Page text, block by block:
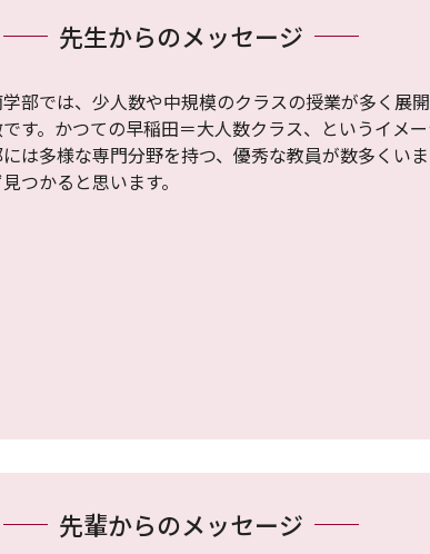
先生からのメッセージ
部では、少人数や中規模のクラスの授業が多く展
す。かつての早稲田＝大人数クラス、というイメ
は多様な専門分野を持つ、優秀な教員が数多くい
つかると思います。
先輩からのメッセージ